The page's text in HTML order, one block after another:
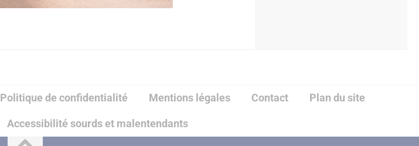
Politique de confidentialité Mentions légales Contact Plan du site
Accessibilité sourds et malentendants